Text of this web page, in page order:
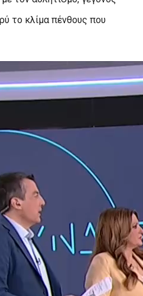
το κλίμα πένθους που